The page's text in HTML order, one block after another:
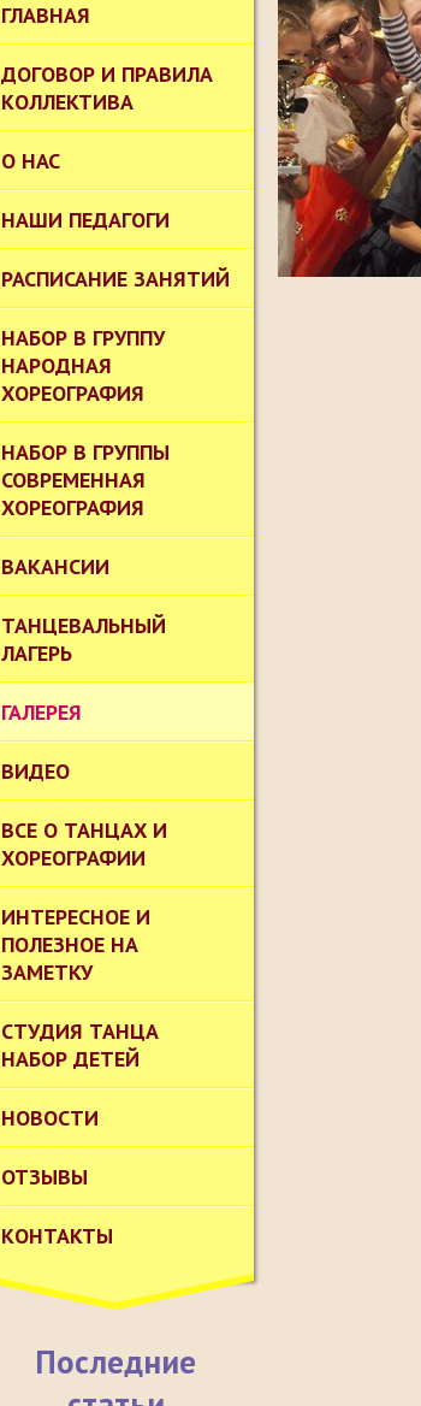
ГЛАВНАЯ
ДОГОВОР И ПРАВИЛА
КОЛЛЕКТИВА
О НАС
НАШИ ПЕДАГОГИ
РАСПИСАНИЕ ЗАНЯТИЙ
НАБОР В ГРУППУ
НАРОДНАЯ
ХОРЕОГРАФИЯ
НАБОР В ГРУППЫ
СОВРЕМЕННАЯ
ХОРЕОГРАФИЯ
ВАКАНСИИ
ТАНЦЕВАЛЬНЫЙ
ЛАГЕРЬ
ГАЛЕРЕЯ
ВИДЕО
ВСЕ О ТАНЦАХ И
ХОРЕОГРАФИИ
ИНТЕРЕСНОЕ И
ПОЛЕЗНОЕ НА
ЗАМЕТКУ
СТУДИЯ ТАНЦА
НАБОР ДЕТЕЙ
НОВОСТИ
ОТЗЫВЫ
КОНТАКТЫ
Последние